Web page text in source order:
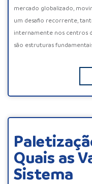
mercado globalizado,
um desafio recorrente,
internamente nos centros
são estruturas
Quais as
Sistema